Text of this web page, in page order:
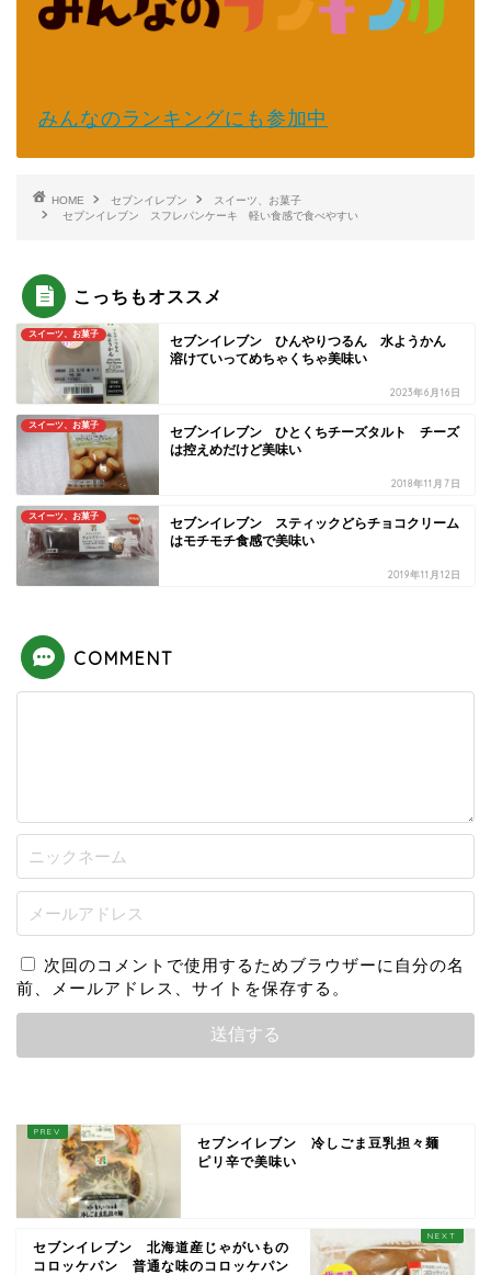
みんなのランキングにも参加中
HOME セブンイレブン
スイーツ、お菓子
セブンイレブン スフレパンケーキ 軽い食感で食べやすい
こっちもオススメ
スイーツ、お菓子
セブンイレブン ひんやりつるん 水ようかん
溶けていってめちゃくちゃ美味い
2023年6月16日
スイーツ、お菓子
セブンイレブン ひとくちチーズタルト チーズ
は控えめだけど美味い
2018年11月7日
スイーツ、お菓子
セブンイレブン スティックどらチョコクリーム
はモチモチ食感で美味い
2019年11月12日
COMMENT
次回のコメントで使用するためブラウザーに自分の名
前、メールアドレス、サイトを保存する。
セブンイレブン 冷しごま豆乳担々麺
ピリ辛で美味い
セブンイレブン 北海道産じゃがいもの
コロッケパン 普通な味のコロッケパン